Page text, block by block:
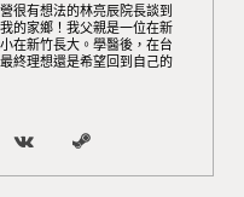
很有想法的林亮辰院長談到
的家鄉！我父親是一位在新
在新竹長大。學醫後，在台
終理想還是希望回到自己的
V
K
S
t